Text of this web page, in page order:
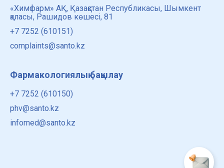
«Химфарм» АҚ, Қазақстан Республикасы, Шымкент
қаласы, Рашидов көшесі, 81
+7 7252 (610151)
complaints@santo.kz
Фармакологиялық бақылау
+7 7252 (610150)
phv@santo.kz
infomed@santo.kz